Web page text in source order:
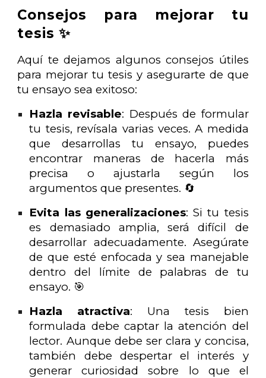
Consejos para mejorar tu
tesis ✨
Aquí te dejamos algunos consejos útiles
para mejorar tu tesis y asegurarte de que
tu ensayo sea exitoso:
Hazla revisable: Después de formular
tu tesis, revísala varias veces. A medida
que desarrollas tu ensayo, puedes
encontrar maneras de hacerla más
precisa o ajustarla según los
argumentos que presentes. 🔄
Evita las generalizaciones: Si tu tesis
es demasiado amplia, será difícil de
desarrollar adecuadamente. Asegúrate
de que esté enfocada y sea manejable
dentro del límite de palabras de tu
ensayo. 🎯
Hazla atractiva: Una tesis bien
formulada debe captar la atención del
lector. Aunque debe ser clara y concisa,
también debe despertar el interés y
generar curiosidad sobre lo que el